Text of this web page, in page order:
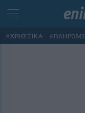
#ΧΡΗΣΤΙΚΑ #